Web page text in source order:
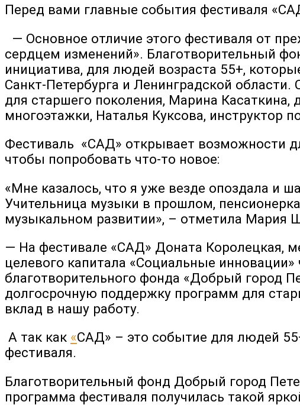
Перед вами главные события фестиваля
— Основное отличие этого фестиваля от
сердцем изменений». Благотворительный
инициатива, для людей возраста 55+,
Санкт-Петербурга и Ленинградской
для старшего поколения, Марина
многоэтажки, Наталья Куксова, инструктор
Фестиваль «САД» открывает возможности
чтобы попробовать что-то новое:
«Мне казалось, что я уже везде опоздала и
Учительница музыки в прошлом,
музыкальном развитии», – отметила Мария
— На фестивале «САД» Доната Королецкая,
целевого капитала «Социальные инновации»
благотворительного фонда «Добрый город
долгосрочную поддержку программ для
вклад в нашу работу.
А так как «САД» – это событие для людей
фестиваля.
Благотворительный фонд Добрый город
программа фестиваля получилась такой